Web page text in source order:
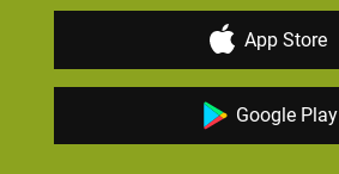
App Store
Google Play